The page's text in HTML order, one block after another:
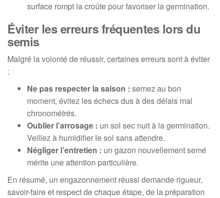
surface rompt la croûte pour favoriser la germination.
Éviter les erreurs fréquentes lors du
semis
Malgré la volonté de réussir, certaines erreurs sont à éviter
:
Ne pas respecter la saison : semez au bon
moment, évitez les échecs dus à des délais mal
chronométrés.
Oublier l’arrosage : un sol sec nuit à la germination.
Veillez à humidifier le sol sans attendre.
Négliger l’entretien : un gazon nouvellement semé
mérite une attention particulière.
En résumé, un engazonnement réussi demande rigueur,
savoir-faire et respect de chaque étape, de la préparation